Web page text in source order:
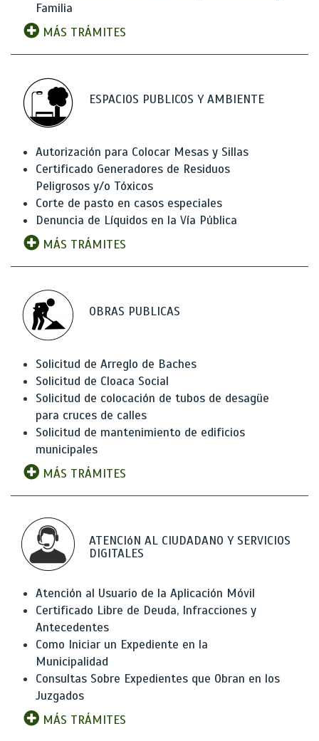
Familia
MÁS TRÁMITES
ESPACIOS PUBLICOS Y AMBIENTE
Autorización para Colocar Mesas y Sillas
Certificado Generadores de Residuos
Peligrosos y/o Tóxicos
Corte de pasto en casos especiales
Denuncia de Líquidos en la Vía Pública
MÁS TRÁMITES
OBRAS PUBLICAS
Solicitud de Arreglo de Baches
Solicitud de Cloaca Social
Solicitud de colocación de tubos de desagüe
para cruces de calles
Solicitud de mantenimiento de edificios
municipales
MÁS TRÁMITES
ATENCIóN AL CIUDADANO Y SERVICIOS
DIGITALES
Atención al Usuario de la Aplicación Móvil
Certificado Libre de Deuda, Infracciones y
Antecedentes
Como Iniciar un Expediente en la
Municipalidad
Consultas Sobre Expedientes que Obran en los
Juzgados
MÁS TRÁMITES